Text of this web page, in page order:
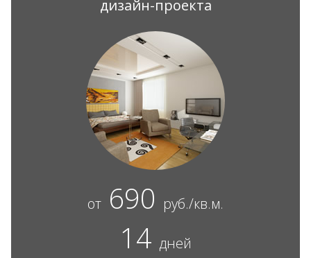
дизайн-проекта
от 690 руб./кв.м.
14 дней